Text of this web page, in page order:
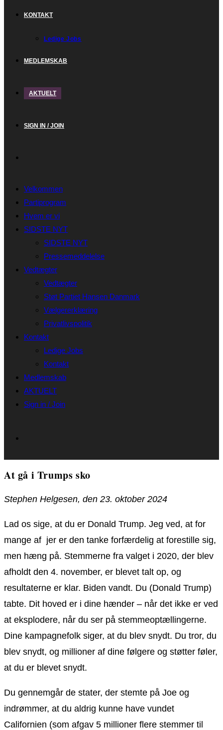
KONTAKT
Ledige Jobs
MEDLEMSKAB
AKTUELT
SIGN IN / JOIN
Velkommen
Partiprogram
Hvem er vi
SIDSTE NYT
SIDSTE NYT
Pressemeddelelse
Vedtægter
Vedtægter
Støt Partiet Hansen Danmark
Vælgererklæring
Privatlivspolitik
Kontakt
Ledige Jobs
Kontakt
Medlemskab
AKTUELT
Sign in / Join
At gå i Trumps sko
Stephen Helgesen, den 23. oktober 2024
Lad os sige, at du er Donald Trump. Jeg ved, at for
mange af jer er den tanke forfærdelig at forestille sig,
men hæng på. Stemmerne fra valget i 2020, der blev
afholdt den 4. november, er blevet talt op, og
resultaterne er klar. Biden vandt. Du (Donald Trump)
tabte. Dit hoved er i dine hænder – når det ikke er ved
at eksplodere, når du ser på stemmeoptællingerne.
Dine kampagnefolk siger, at du blev snydt. Du tror, du
blev snydt, og millioner af dine følgere og støtter føler,
at du er blevet snydt.
Du gennemgår de stater, der stemte på Joe og
indrømmer, at du aldrig kunne have vundet
Californien (som afgav 5 millioner flere stemmer til